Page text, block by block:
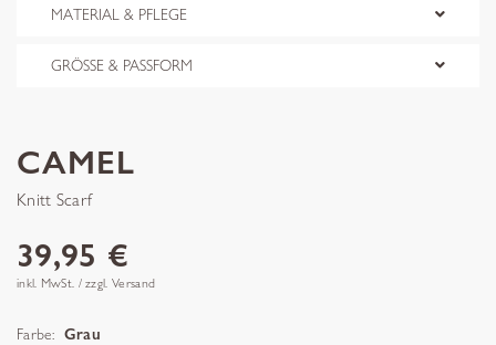
MATERIAL & PFLEGE
GRÖSSE & PASSFORM
CAMEL
Knitt Scarf
39,95 €
inkl. MwSt. / zzgl. Versand
Farbe: Grau